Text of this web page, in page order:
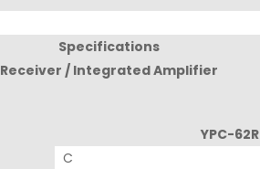
Specifications
Receiver / Integrated Amplifier
YPC-62R
C